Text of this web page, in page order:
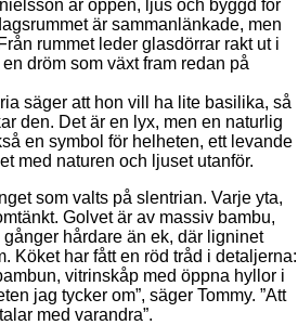
är öppen, ljus och byggd för
är sammanlänkade, men
rummet leder glasdörrar rakt ut i
dröm som växt fram redan på
säger att hon vill ha lite basilika, så
den. Det är en lyx, men en naturlig
en symbol för helheten, ett levande
med naturen och ljuset utanför.
som valts på slentrian. Varje yta,
Golvet är av massiv bambu,
hårdare än ek, där ligninet
Köket har fått en röd tråd i detaljerna:
vitrinskåp med öppna hyllor i
jag tycker om”, säger Tommy. ”Att
med varandra”.